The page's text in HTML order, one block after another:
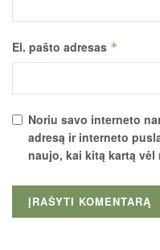
El. pašto adresas *
Noriu savo interneto
adresą ir interneto
naujo, kai kitą kartą